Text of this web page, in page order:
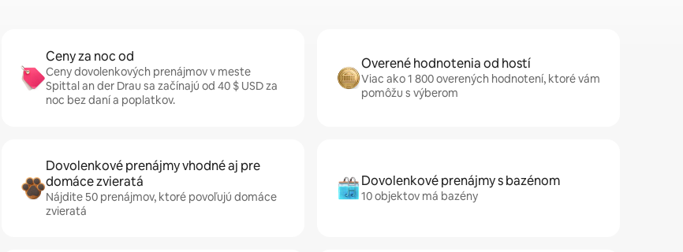
Ceny za noc od
Ceny dovolenkových prenájmov v meste
Spittal an der Drau sa začínajú od 40 $ USD za
noc bez daní a poplatkov.
Overené hodnotenia od hostí
Viac ako 1 800 overených hodnotení, ktoré vám
pomôžu s výberom
Dovolenkové prenájmy vhodné aj pre
domáce zvieratá
Nájdite 50 prenájmov, ktoré povoľujú domáce
zvieratá
Dovolenkové prenájmy s bazénom
10 objektov má bazény